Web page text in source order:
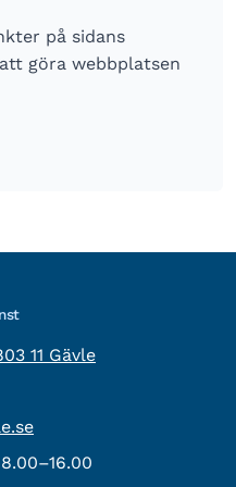
på sidans
göra webbplatsen
11 Gävle